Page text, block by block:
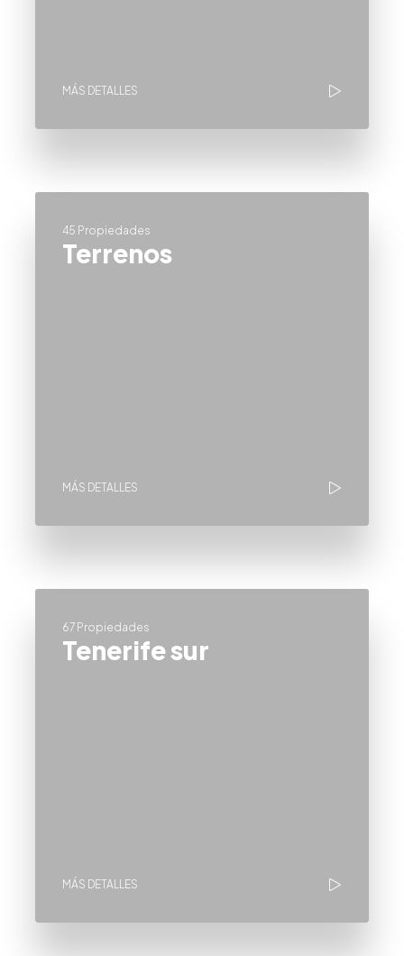
MÁS DETALLES
45 Propiedades
Terrenos
MÁS DETALLES
67 Propiedades
Tenerife sur
MÁS DETALLES